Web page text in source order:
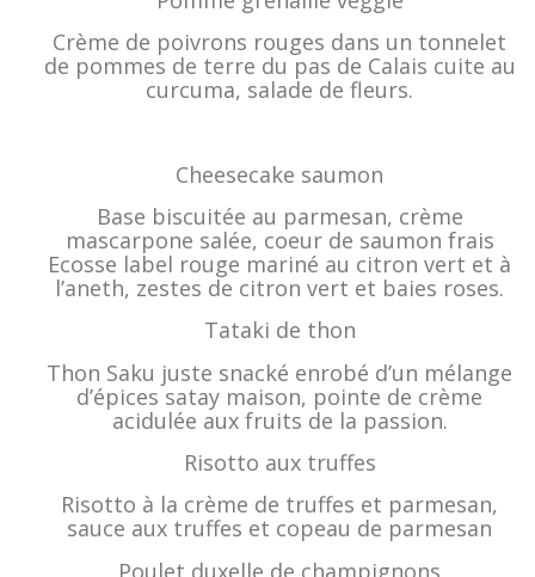
Crème de poivrons rouges dans un tonnelet
de pommes de terre du pas de Calais cuite au
curcuma, salade de fleurs.
Cheesecake saumon
Base biscuitée au parmesan, crème
mascarpone salée, coeur de saumon frais
Ecosse label rouge mariné au citron vert et à
l’aneth, zestes de citron vert et baies roses.
Tataki de thon
Thon Saku juste snacké enrobé d’un mélange
d’épices satay maison, pointe de crème
acidulée aux fruits de la passion.
Risotto aux truffes
Risotto à la crème de truffes et parmesan,
sauce aux truffes et copeau de parmesan
Poulet duxelle de champignons